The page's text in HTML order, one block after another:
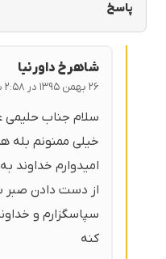
پاسخ
شاهرخ داورنیا
۲۶ بهمن ۱۳۹۵ در ۲:۵۸ بعد از ظهر
سلام جناب حلیمی
خیلی ممنونم بله
امیدوارم خداوند
از دست دادن صبر
سپاسگزارم و
کنه